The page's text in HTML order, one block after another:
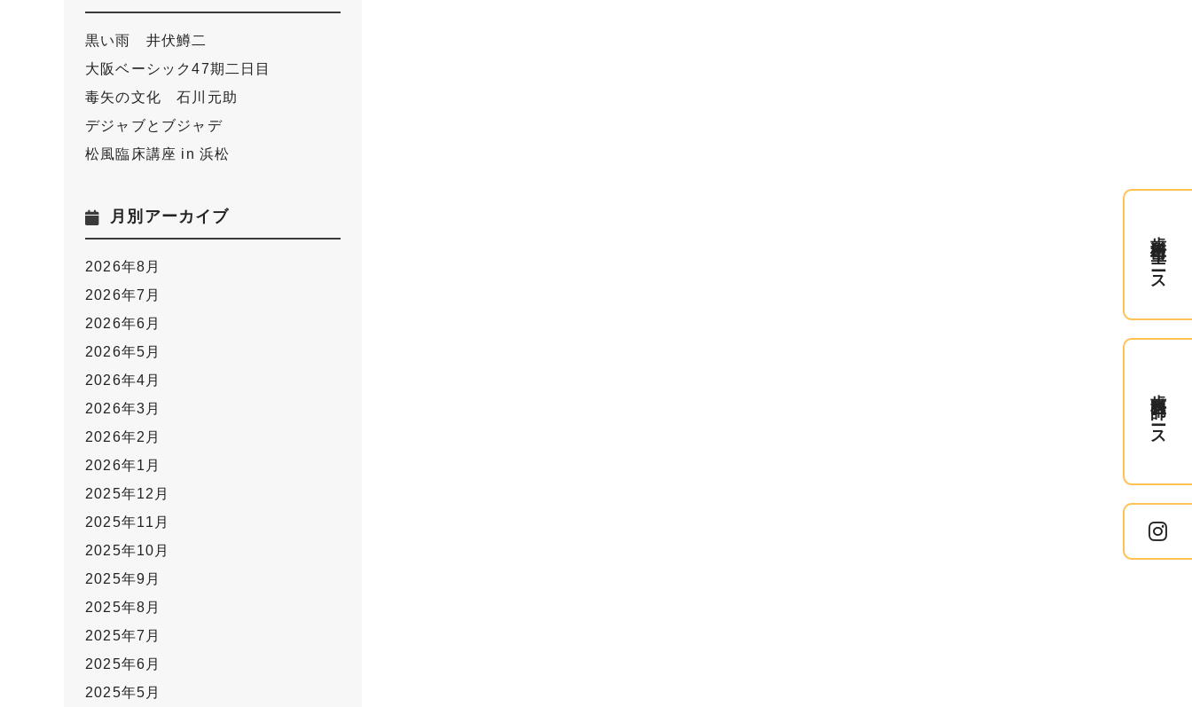
歯科衛生士コース
歯科医師コース
黒い雨 井伏鱒二
大阪ベーシック47期二日目
毒矢の文化 石川元助
デジャブとブジャデ
松風臨床講座 in 浜松
月別アーカイブ
2026年8月
2026年7月
2026年6月
2026年5月
2026年4月
2026年3月
2026年2月
2026年1月
2025年12月
2025年11月
2025年10月
2025年9月
2025年8月
2025年7月
2025年6月
2025年5月